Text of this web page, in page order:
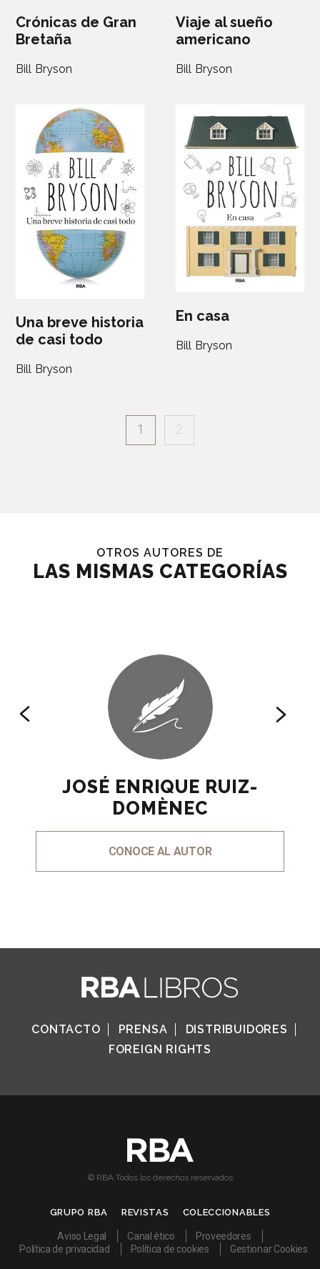
Crónicas de Gran
Bretaña
Bill Bryson
Viaje al sueño
americano
Bill Bryson
Una breve historia
de casi todo
Bill Bryson
En casa
Bill Bryson
1 2
OTROS AUTORES DE
LAS MISMAS CATEGORÍAS
JOSÉ ENRIQUE RUIZ-
DOMÈNEC
CONOCE AL AUTOR
CONTACTO PRENSA
DISTRIBUIDORES
FOREIGN RIGHTS
© RBA Todos los derechos reservados
GRUPO RBA REVISTAS COLECCIONABLES
Aviso Legal Canal ético
Proveedores
Política de privacidad
Política de cookies Gestionar Cookies